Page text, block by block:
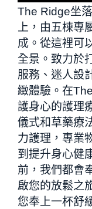
The Ridge坐
上，由五棟專
成。從這裡可
全景。致力於
服務、迷人設
緻體驗。在
護身心的護理
儀式和草藥療
力護理，專業
到提升身心健
前，我們都會
啟您的放鬆之
您奉上一杯舒